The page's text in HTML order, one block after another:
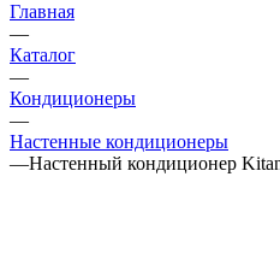
Главная
—
Каталог
—
Кондиционеры
—
Настенные кондиционеры
—Настенный кондиционер